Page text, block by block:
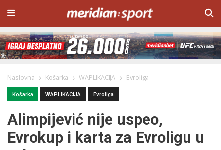
Naslovna Košarka WAPLIKACIJA Evroliga
Košarka WAPLIKACIJA Evroliga
Alimpijević nije uspeo,
Evrokup i karta za Evroligu u